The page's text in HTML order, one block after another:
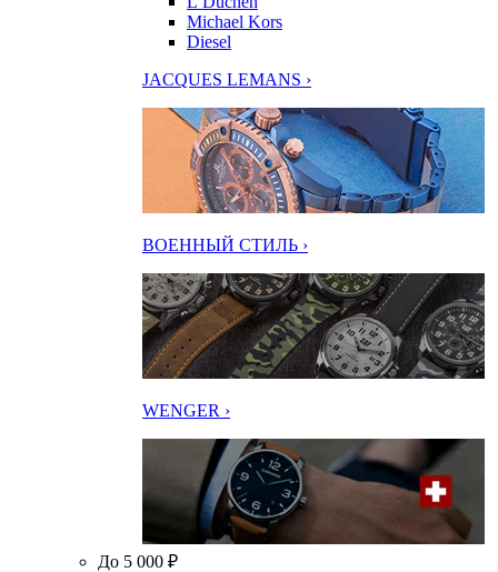
Michael Kors
Diesel
JACQUES LEMANS ›
ВОЕННЫЙ СТИЛЬ ›
WENGER ›
До 5 000 ₽